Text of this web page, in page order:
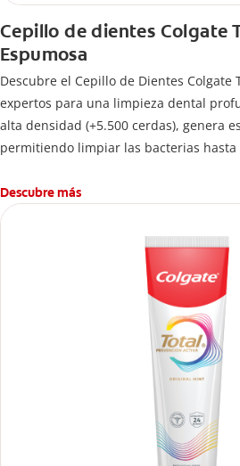
Cepillo de dientes Colgate
Espumosa
Descubre el Cepillo de Dientes Colgate
expertos para una limpieza dental
alta densidad (+5.500 cerdas), genera
permitiendo limpiar las bacterias hasta
Descubre más